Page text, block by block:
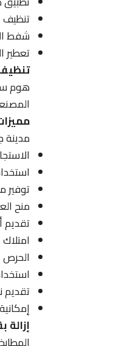
تنظيف
شفط
هوم
مدينة
توفير
منح
تقديم
الحرص
تقديم